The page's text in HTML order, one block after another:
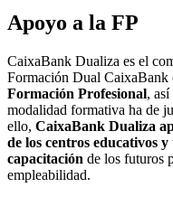
Apoyo a la FP
CaixaBank Dualiza es el
Formación Dual CaixaBank
Formación Profesional,
modalidad formativa ha de
ello, CaixaBank Dualiza
de los centros educativos
capacitación de los futuros
empleabilidad.